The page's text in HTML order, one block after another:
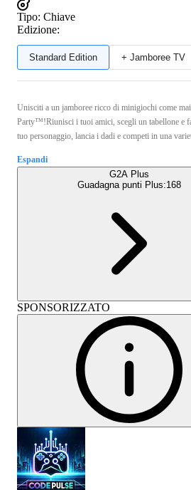
Tipo: Chiave
Edizione:
Standard Edition + Jamboree TV
Unisciti a un jamboree ricco di minigiochi come
Party™!Riunisci i tuoi amici, scegli un tabellone e
tuo personaggio, lancia i dadi e competi in una
Espandi
G2A Plus
Guadagna punti Plus:168
SPONSORIZZATO